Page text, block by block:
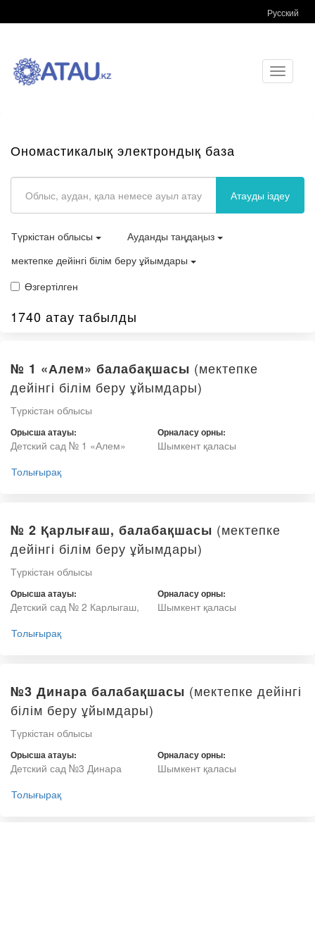
Русский
Toggle
Ономастикалық электрондық база
Атауды іздеу
Түркістан облысы
Ауданды таңдаңыз
мектепке дейінгі білім беру ұйымдары
Өзгертілген
1740 атау табылды
№ 1 «Алем» балабақшасы (мектепке
дейінгі білім беру ұйымдары)
Түркістан облысы
Орысша атауы:
Детский сад № 1 «Алем»
Орналасу орны:
Шымкент қаласы
Толығырақ
№ 2 Қарлығаш, балабақшасы (мектепке
дейінгі білім беру ұйымдары)
Түркістан облысы
Орысша атауы:
Детский сад № 2 Карлыгаш,
Орналасу орны:
Шымкент қаласы
Толығырақ
№3 Динара балабақшасы (мектепке дейінгі
білім беру ұйымдары)
Түркістан облысы
Орысша атауы:
Детский сад №3 Динара
Орналасу орны:
Шымкент қаласы
Толығырақ